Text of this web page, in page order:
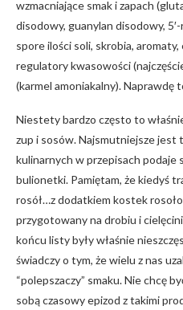
wzmacniające smak i zapach
disodowy, guanylan disodowy,
spore ilości soli, skrobia,
regulatory kwasowości
(karmel amoniakalny). Naprawdę
Niestety bardzo często to
zup i sosów. Najsmutniejsze jest
kulinarnych w przepisach podaje
bulionetki. Pamiętam, że kiedyś
rosół…z dodatkiem kostek
przygotowany na drobiu i
końcu listy były właśnie
świadczy o tym, że wielu z nas
“polepszaczy” smaku. Nie chcę
sobą czasowy epizod z takimi